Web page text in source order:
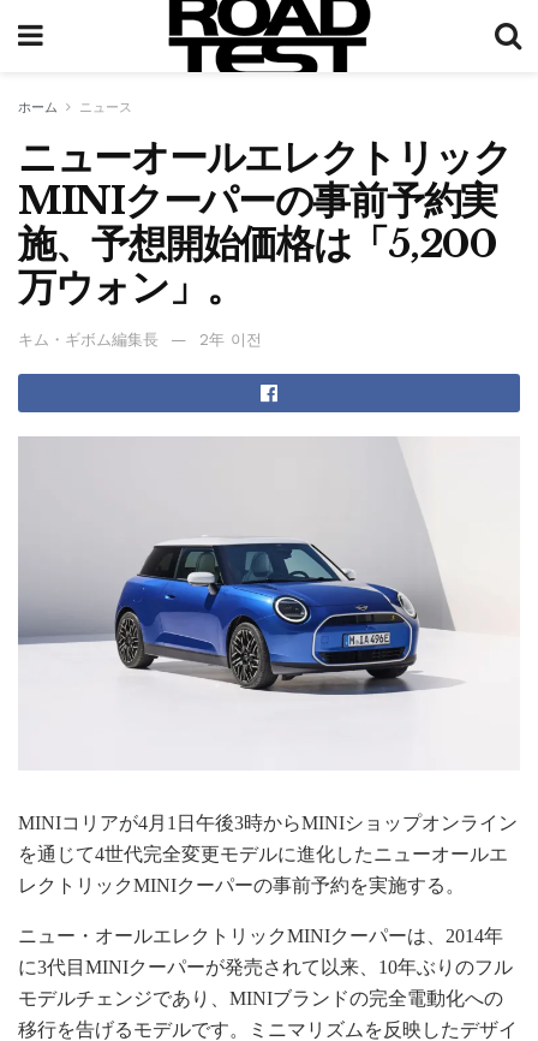
ホーム ニュース
ニューオールエレクトリック
MINIクーパーの事前予約実
施、予想開始価格は「5,200
万ウォン」。
キム・ギボム編集長 2年 이전
MINIコリアが4月1日午後3時からMINIショップオンライン
を通じて4世代完全変更モデルに進化したニューオールエ
レクトリックMINIクーパーの事前予約を実施する。
ニュー・オールエレクトリックMINIクーパーは、2014年
に3代目MINIクーパーが発売されて以来、10年ぶりのフル
モデルチェンジであり、MINIブランドの完全電動化への
移行を告げるモデルです。ミニマリズムを反映したデザイ